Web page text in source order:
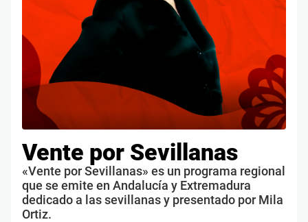
Vente por Sevillanas
«Vente por Sevillanas» es un programa regional
que se emite en Andalucía y Extremadura
dedicado a las sevillanas y presentado por Mila
Ortiz.